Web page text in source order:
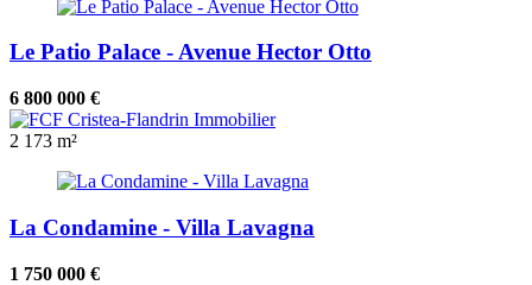
Le Patio Palace - Avenue Hector Otto
6 800 000 €
2 173 m²
La Condamine - Villa Lavagna
1 750 000 €